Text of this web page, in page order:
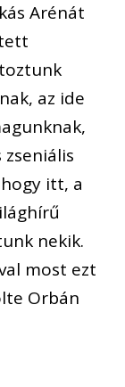
Arénát
az ide
zseniális
itt, a
nekik.
most ezt
Orbán